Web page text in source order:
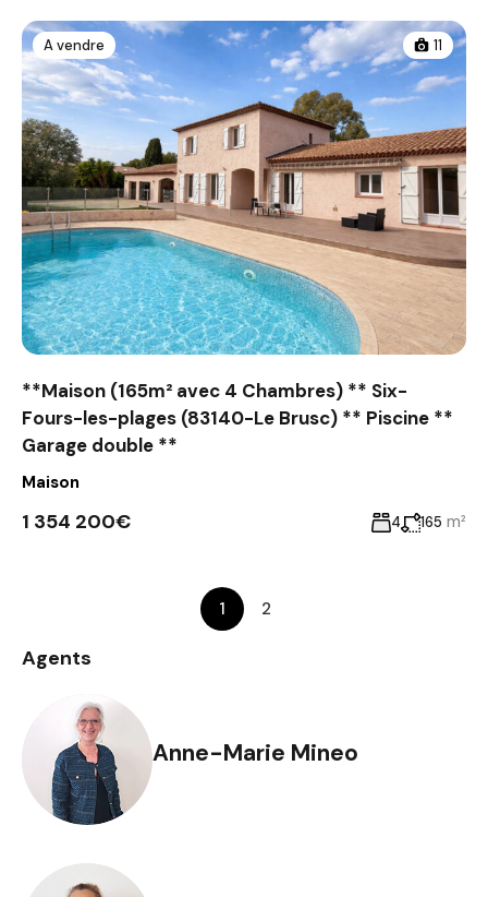
A vendre 11
**Maison (165m² avec 4 Chambres) ** Six-
Fours-les-plages (83140-Le Brusc) ** Piscine **
Garage double **
Maison
1 354 200€ 4 165 m²
1 2
Agents
Anne-Marie Mineo